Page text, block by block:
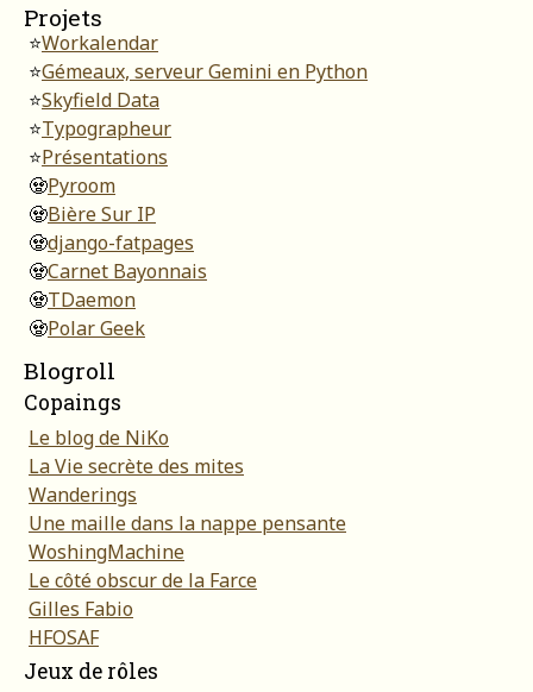
Projets
⭐Workalendar
⭐Gémeaux, serveur Gemini en Python
⭐Skyfield Data
⭐Typographeur
⭐Présentations
🧟Pyroom
🧟Bière Sur IP
🧟django-fatpages
🧟Carnet Bayonnais
🧟TDaemon
🧟Polar Geek
Blogroll
Copaings
Le blog de NiKo
La Vie secrète des mites
Wanderings
Une maille dans la nappe pensante
WoshingMachine
Le côté obscur de la Farce
Gilles Fabio
HFOSAF
Jeux de rôles